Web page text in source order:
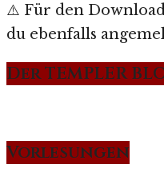
⚠️ Für den
du ebenfalls
Der TEMPLER
Vorlesungen